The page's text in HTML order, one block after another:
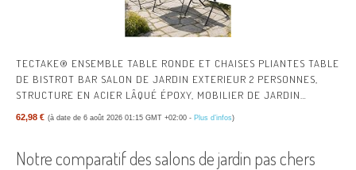
TECTAKE® ENSEMBLE TABLE RONDE ET CHAISES PLIANTES TABLE
DE BISTROT BAR SALON DE JARDIN EXTERIEUR 2 PERSONNES,
STRUCTURE EN ACIER LÂQUÉ ÉPOXY, MOBILIER DE JARDIN
62,98 € (à date de 6 août 2026 01:15 GMT +02:00 - Plus d’infos)
Notre comparatif des salons de jardin pas chers